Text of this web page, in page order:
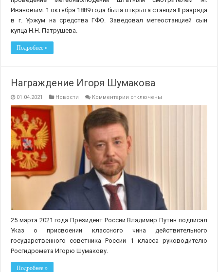
Ивановым. 1 октября 1889 года была открыта станция II разряда
в г. Уржум на средства ГФО. Заведовал метеостанцией сын
купца Н.Н. Патрушева.
Подробнее »
Награждение Игоря Шумакова
01.04.2021 Новости Комментарии котключены
25 марта 2021 года Президент России Владимир Путин подписал
Указ о присвоении классного чина действительного
государственного советника России 1 класса руководителю
Росгидромета Игорю Шумакову.
Подробнее »